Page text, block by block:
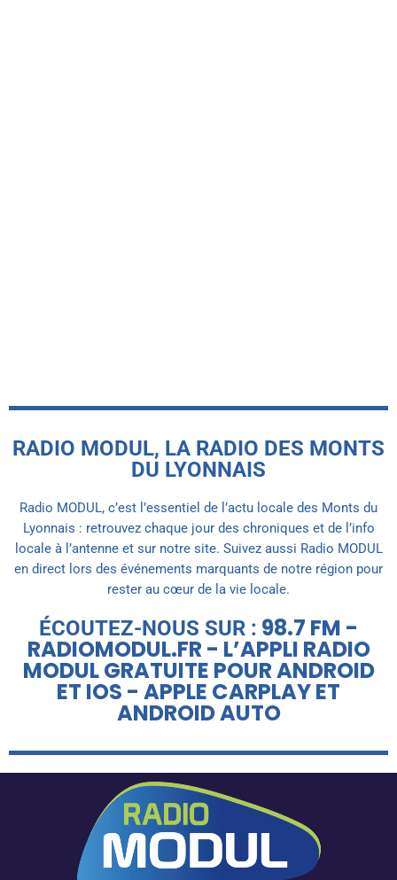
RADIO MODUL, LA RADIO DES MONTS
DU LYONNAIS
Radio MODUL, c’est l’essentiel de l’actu locale des Monts du
Lyonnais : retrouvez chaque jour des chroniques et de l’info
locale à l’antenne et sur notre site. Suivez aussi Radio MODUL
en direct lors des événements marquants de notre région pour
rester au cœur de la vie locale.
ÉCOUTEZ-NOUS SUR : 98.7 FM -
RADIOMODUL.FR - L’APPLI RADIO
MODUL GRATUITE POUR ANDROID
ET IOS - APPLE CARPLAY ET
ANDROID AUTO